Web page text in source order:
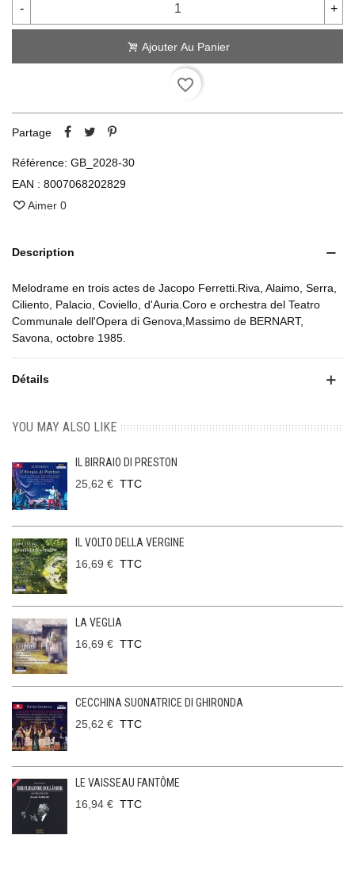
- +
Ajouter Au Panier
favorite_border
Partage
Référence: GB_2028-30
EAN : 8007068202829
Aimer 0
Description
Melodrame en trois actes de Jacopo Ferretti.Riva, Alaimo, Serra,
Ciliento, Palacio, Coviello, d'Auria.Coro e orchestra del Teatro
Communale dell'Opera di Genova,Massimo de BERNART,
Savona, octobre 1985.
Détails
YOU MAY ALSO LIKE
IL BIRRAIO DI PRESTON
25,62 € TTC
IL VOLTO DELLA VERGINE
16,69 € TTC
LA VEGLIA
16,69 € TTC
CECCHINA SUONATRICE DI GHIRONDA
25,62 € TTC
LE VAISSEAU FANTÔME
16,94 € TTC